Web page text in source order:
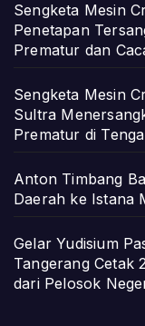
Sengketa Mesin
Penetapan
Prematur dan
Sengketa Mesin
Sultra
Prematur di
Anton Timbang
Daerah ke Istana
Gelar Yudisium
Tangerang Cetak
dari Pelosok